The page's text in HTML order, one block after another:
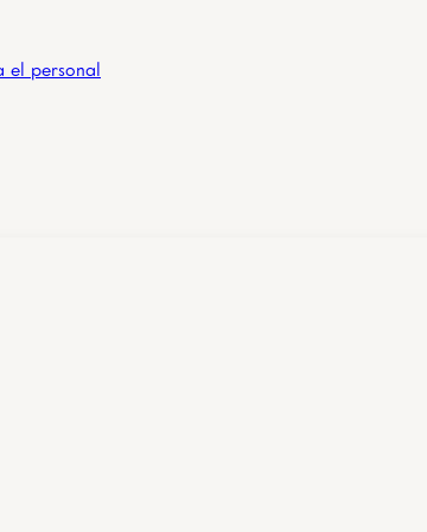
el personal